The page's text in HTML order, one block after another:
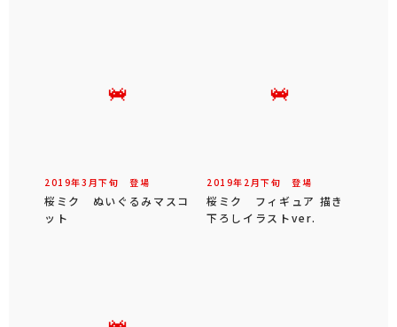
2019年3 月下旬 登場
桜ミク ぬいぐるみマスコ
ット
2019年 2 月下旬 登場
桜ミク フィギュア 描き
下ろしイラストver.